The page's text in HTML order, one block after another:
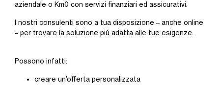
aziendale o Km0 con servizi finanziari ed assicurativi.
I nostri consulenti sono a tua disposizione – anche online
– per trovare la soluzione più adatta alle tue esigenze.
Possono infatti:
creare un’offerta personalizzata